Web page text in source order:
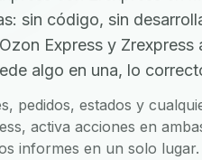
sin código, sin
Express y
algo en una, lo
pedidos, estados y
activa acciones en
informes en un solo